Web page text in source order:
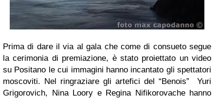
Prima di dare il via al gala che come di consueto segue
la cerimonia di premiazione, è stato proiettato un video
su Positano le cui immagini hanno incantato gli spettatori
moscoviti. Nel ringraziare gli artefici del “Benois” Yuri
Grigorovich, Nina Loory e Regina Nifikorovache hanno